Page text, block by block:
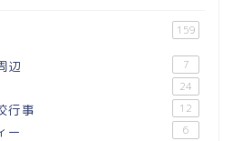
159
辺 7
24
行事 12
ー 6